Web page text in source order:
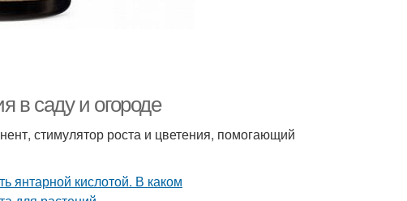
в саду и огороде
стимулятор роста и цветения, помогающий